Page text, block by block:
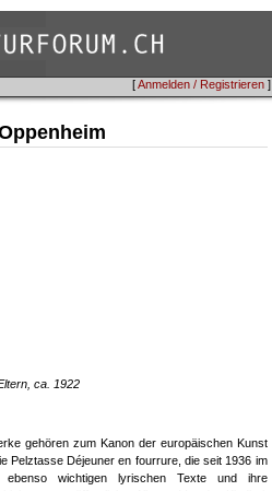
[Anmelden / Registrieren ]
ca. 1922
gehören zum Kanon der europäischen Kunst
Pelztasse Déjeuner en fourrure, die seit 1936 im
wichtigen lyrischen Texte und ihre